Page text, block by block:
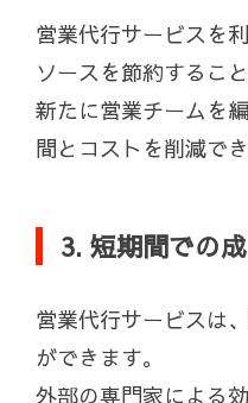
営業代行サービスを
ソースを節約するこ
新たに営業チームを
間とコストを削減でき
3. 短期間での
営業代行サービスは
ができます。
外部の専門家による